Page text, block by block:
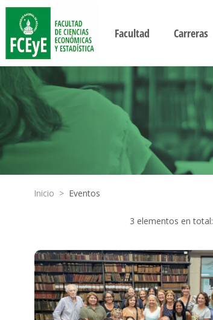
Facultad Carreras
Inicio > Eventos
3 elementos en total: